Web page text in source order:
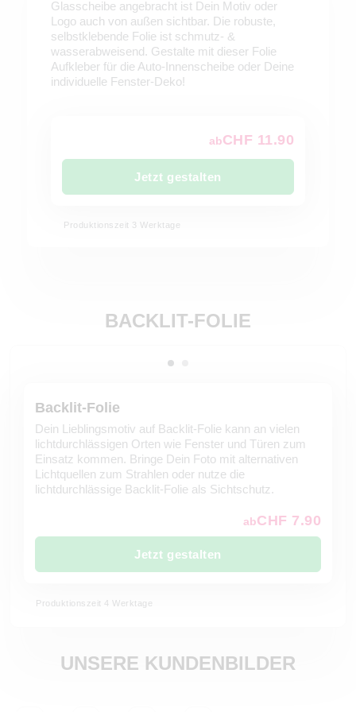
Glasscheibe angebracht ist Dein Motiv oder
Logo auch von außen sichtbar. Die robuste,
selbstklebende Folie ist schmutz- &
wasserabweisend. Gestalte mit dieser Folie
Aufkleber für die Auto-Innenscheibe oder Deine
individuelle Fenster-Deko!
abCHF 11.90
Jetzt gestalten
Produktionszeit 3 Werktage
BACKLIT-FOLIE
Backlit-Folie
Dein Lieblingsmotiv auf Backlit-Folie kann an vielen
lichtdurchlässigen Orten wie Fenster und Türen zum
Einsatz kommen. Bringe Dein Foto mit alternativen
Lichtquellen zum Strahlen oder nutze die
lichtdurchlässige Backlit-Folie als Sichtschutz.
abCHF 7.90
Jetzt gestalten
Produktionszeit 4 Werktage
UNSERE KUNDENBILDER